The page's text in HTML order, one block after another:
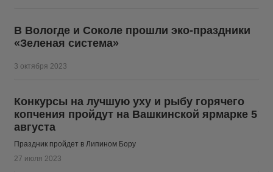
В Вологде и Соколе прошли эко-праздники
«Зеленая система»
3 октября 2023
Конкурсы на лучшую уху и рыбу горячего
копчения пройдут на Вашкинской ярмарке 5
августа
Праздник пройдет в Липином Бору
27 июля 2023